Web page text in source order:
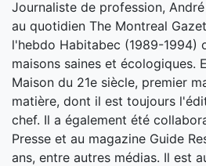
Journaliste de profession,
au quotidien The Montreal
l'hebdo Habitabec (1989-1994)
maisons saines et écologiques.
Maison du 21e siècle, premier
matière, dont il est toujours
chef. Il a également été
Presse et au magazine Guide
ans, entre autres médias. Il est